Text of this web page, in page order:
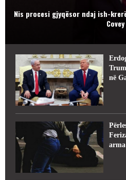
Nis procesi gjyqësor ndaj ish-
Covey
në